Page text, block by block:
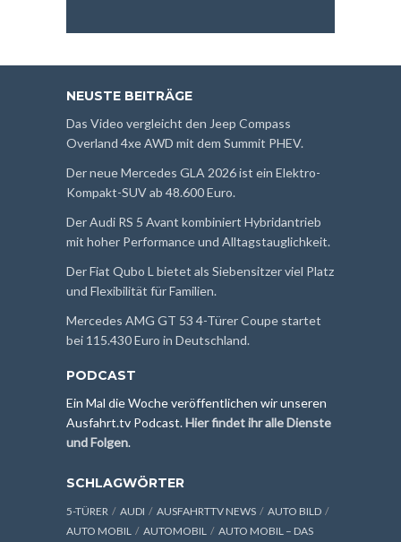
NEUSTE BEITRÄGE
Das Video vergleicht den Jeep Compass
Overland 4xe AWD mit dem Summit PHEV.
Der neue Mercedes GLA 2026 ist ein Elektro-
Kompakt-SUV ab 48.600 Euro.
Der Audi RS 5 Avant kombiniert Hybridantrieb
mit hoher Performance und Alltagstauglichkeit.
Der Fiat Qubo L bietet als Siebensitzer viel Platz
und Flexibilität für Familien.
Mercedes AMG GT 53 4-Türer Coupe startet
bei 115.430 Euro in Deutschland.
PODCAST
Ein Mal die Woche veröffentlichen wir unseren
Ausfahrt.tv Podcast.Hier findet ihr alle Dienste
und Folgen.
SCHLAGWÖRTER
5-TÜRER AUDI AUSFAHRTTV NEWS
AUTO BILD
AUTO MOBIL
AUTOMOBIL
AUTO MOBIL – DAS